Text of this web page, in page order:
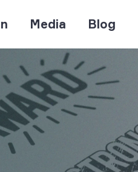
Media Blog